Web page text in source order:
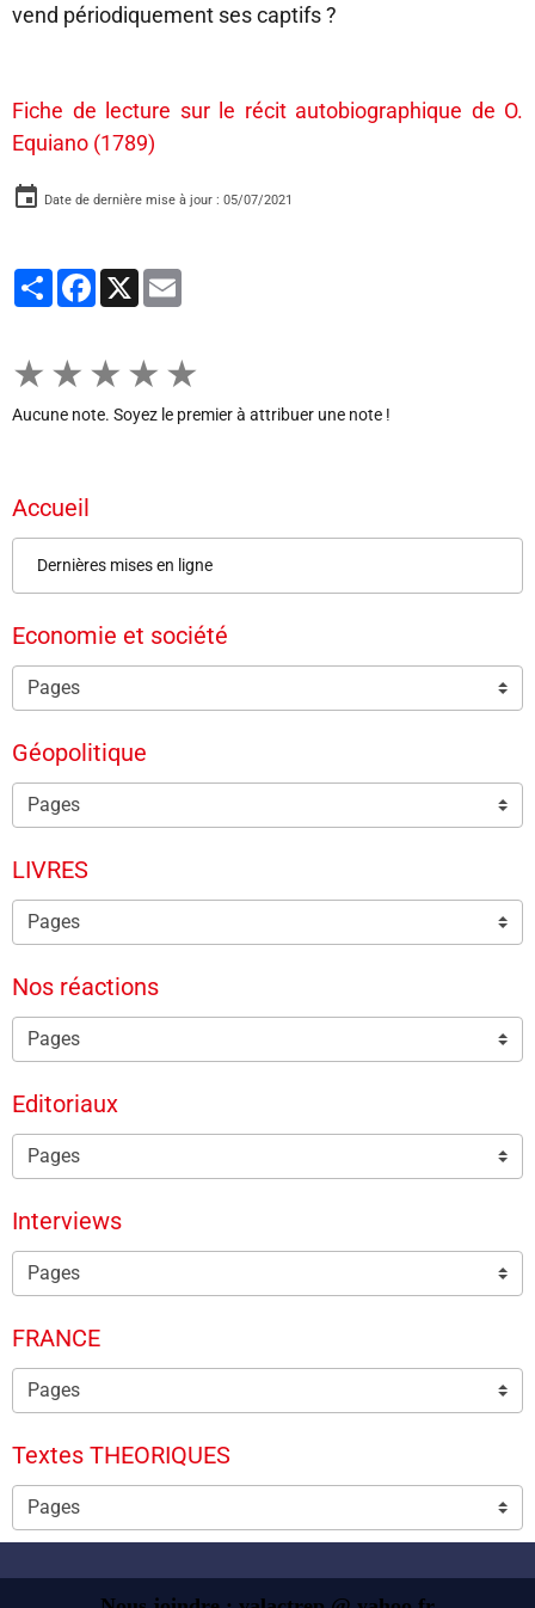
vend périodiquement ses captifs ?
Fiche de lecture sur le récit autobiographique de O.
Equiano (1789)
Date de dernière mise à jour : 05/07/2021
PartagerFacebook
X
★ ★ ★ ★ ★
Aucune note. Soyez le premier à attribuer une note !
Accueil
Dernières mises en ligne
Economie et société
Géopolitique
LIVRES
Nos réactions
Editoriaux
Interviews
FRANCE
Textes THEORIQUES